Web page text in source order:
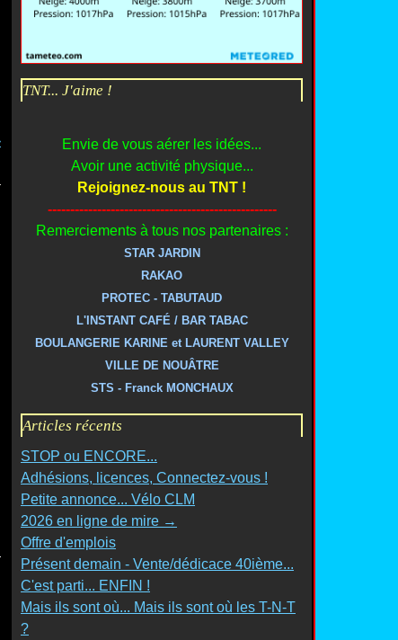
TNT... J'aime !
Envie de vous aérer les idées...
Avoir une activité physique...
Rejoignez-nous au TNT !
---------------------------------------------------
Remerciements à tous nos partenaires :
STAR JARDIN
RAKAO
PROTEC - TABUTAUD
L'INSTANT CAFÉ / BAR TABAC
BOULANGERIE KARINE et LAURENT VALLEY
VILLE DE NOUÂTRE
STS - Franck MONCHAUX
Articles récents
STOP ou ENCORE...
Adhésions, licences, Connectez-vous !
Petite annonce... Vélo CLM
2026 en ligne de mire →
Offre d'emplois
Présent demain - Vente/dédicace 40ième...
C'est parti... ENFIN !
Mais ils sont où... Mais ils sont où les T-N-T
?